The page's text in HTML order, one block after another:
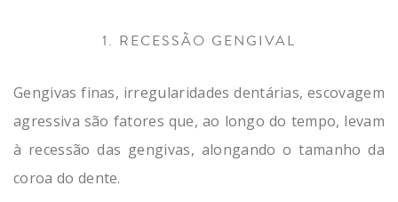
1. RECESSÃO GENGIVAL
Gengivas finas, irregularidades dentárias, escovagem
agressiva são fatores que, ao longo do tempo, levam
à recessão das gengivas, alongando o tamanho da
coroa do dente.